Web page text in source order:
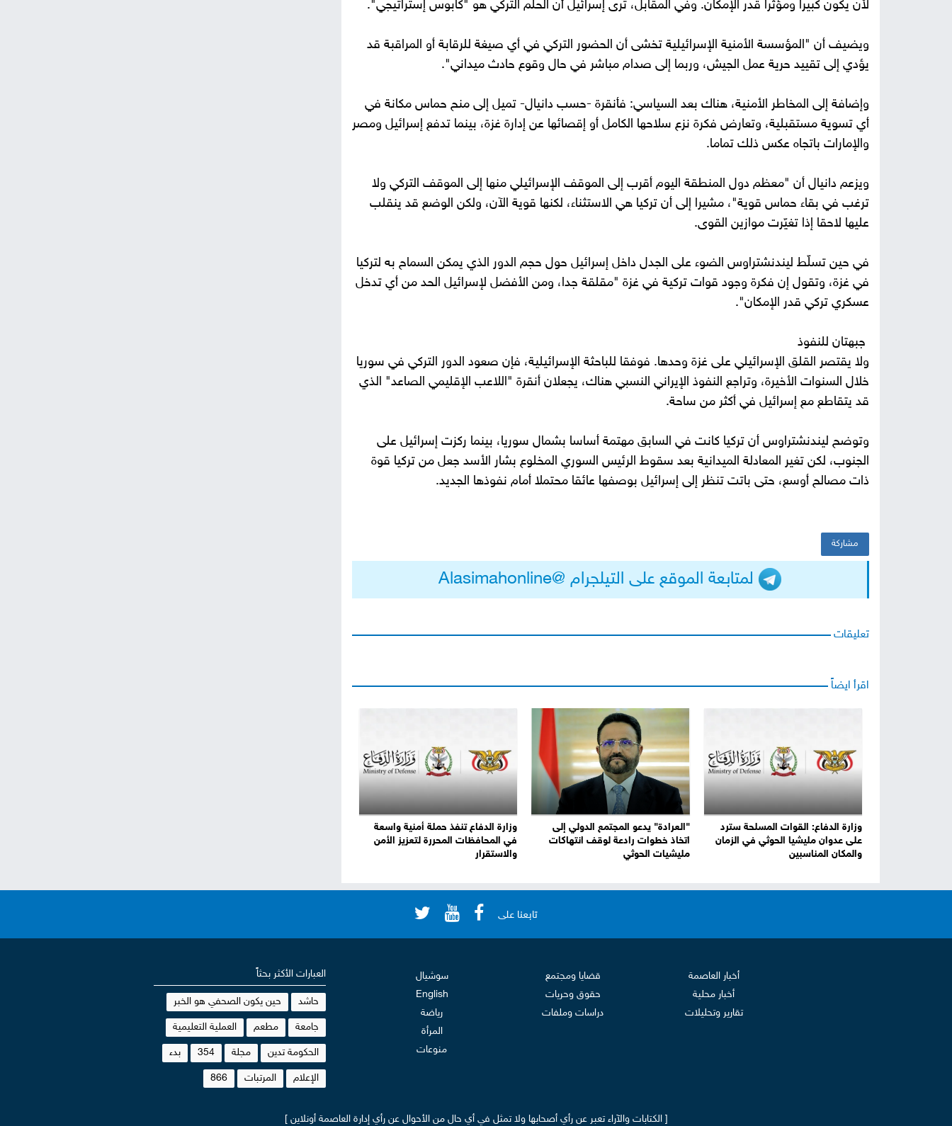
لأن يكون كبيرا ومؤثرا قدر الإمكان. وفي المقابل، ترى إسرائيل أن الحلم التركي هو "كابوس إستراتيجي".
ويضيف أن "المؤسسة الأمنية الإسرائيلية تخشى أن الحضور التركي في أي صيغة للرقابة أو المراقبة قد
يؤدي إلى تقييد حرية عمل الجيش، وربما إلى صدام مباشر في حال وقوع حادث ميداني".
وإضافة إلى المخاطر الأمنية، هناك بعد السياسي: فأنقرة -حسب دانيال- تميل إلى منح حماس مكانة في
أي تسوية مستقبلية، وتعارض فكرة نزع سلاحها الكامل أو إقصائها عن إدارة غزة، بينما تدفع إسرائيل ومصر
والإمارات باتجاه عكس ذلك تماما.
ويزعم دانيال أن "معظم دول المنطقة اليوم أقرب إلى الموقف الإسرائيلي منها إلى الموقف التركي ولا
ترغب في بقاء حماس قوية"، مشيرا إلى أن تركيا هي الاستثناء، لكنها قوية الآن، ولكن الوضع قد ينقلب
عليها لاحقا إذا تغيّرت موازين القوى.
في حين تسلّط ليندنشتراوس الضوء على الجدل داخل إسرائيل حول حجم الدور الذي يمكن السماح به لتركيا
في غزة، وتقول إن فكرة وجود قوات تركية في غزة "مقلقة جدا، ومن الأفضل لإسرائيل الحد من أي تدخل
عسكري تركي قدر الإمكان".
جبهتان للنفوذ
ولا يقتصر القلق الإسرائيلي على غزة وحدها. فوفقا للباحثة الإسرائيلية، فإن صعود الدور التركي في سوريا
خلال السنوات الأخيرة، وتراجع النفوذ الإيراني النسبي هناك، يجعلان أنقرة "اللاعب الإقليمي الصاعد" الذي
قد يتقاطع مع إسرائيل في أكثر من ساحة.
وتوضح ليندنشتراوس أن تركيا كانت في السابق مهتمة أساسا بشمال سوريا، بينما ركزت إسرائيل على
الجنوب، لكن تغير المعادلة الميدانية بعد سقوط الرئيس السوري المخلوع بشار الأسد جعل من تركيا قوة
ذات مصالح أوسع، حتى باتت تنظر إلى إسرائيل بوصفها عائقا محتملا أمام نفوذها الجديد.
مشاركة
لمتابعة الموقع على التيلجرام @Alasimahonline
تعليقات
اقرأ ايضاً
وزارة الدفاع: القوات المسلحة سترد
على عدوان مليشيا الحوثي في الزمان
والمكان المناسبين
"العرادة" يدعو المجتمع الدولي إلى
اتخاذ خطوات رادعة لوقف انتهاكات
مليشيات الحوثي
وزارة الدفاع تنفذ حملة أمنية واسعة
في المحافظات المحررة لتعزيز الأمن
والاستقرار
تابعنا على
أخبار العاصمة
أخبار محلية
تقارير وتحليلات
قضايا ومجتمع
حقوق وحريات
دراسات وملفات
سوشيال
English
رياضة
المرأة
منوعات
العبارات الأكثر بحثاً
حاشد حين يكون الصحفي هو الخبر
جامعة مطعم العملية التعليمية
الحكومة تدين مجلة 354 بدء
الإعلام المرتبات 866
[ الكتابات والآراء تعبر عن رأي أصحابها ولا تمثل في أي حال من الأحوال عن رأي إدارة العاصمة أونلاين ]